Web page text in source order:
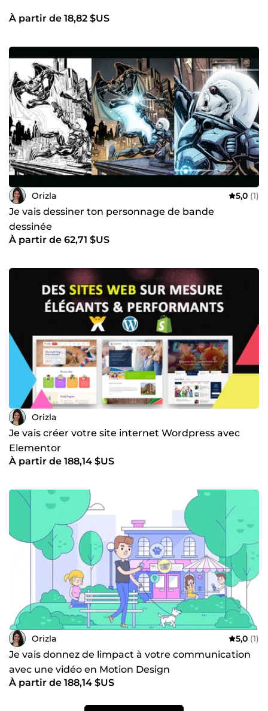
À partir de 18,82 $US
Orizla 5,0 (1)
Je vais dessiner ton personnage de bande
dessinée
À partir de 62,71 $US
Orizla
Je vais créer votre site internet Wordpress avec
Elementor
À partir de 188,14 $US
Orizla 5,0 (1)
Je vais donnez de limpact à votre communication
avec une vidéo en Motion Design
À partir de 188,14 $US